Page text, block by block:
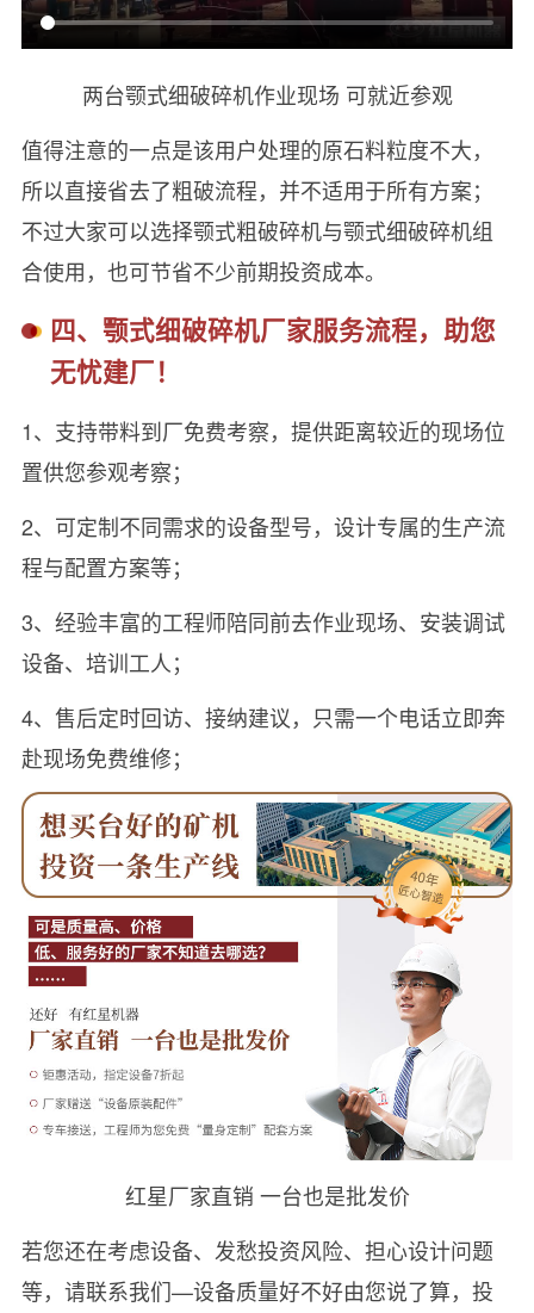
两台颚式细破碎机作业现场 可就近参观
值得注意的一点是该用户处理的原石料粒度不大，
所以直接省去了粗破流程，并不适用于所有方案；
不过大家可以选择颚式粗破碎机与颚式细破碎机组
合使用，也可节省不少前期投资成本。
四、颚式细破碎机厂家服务流程，助您
无忧建厂！
1、支持带料到厂免费考察，提供距离较近的现场位
置供您参观考察；
2、可定制不同需求的设备型号，设计专属的生产流
程与配置方案等；
3、经验丰富的工程师陪同前去作业现场、安装调试
设备、培训工人；
4、售后定时回访、接纳建议，只需一个电话立即奔
赴现场免费维修；
红星厂家直销 一台也是批发价
若您还在考虑设备、发愁投资风险、担心设计问题
等，请联系我们—设备质量好不好由您说了算，投